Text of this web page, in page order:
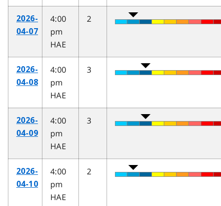
2026-
04-07
4:00
pm
HAE
2
2026-
04-08
4:00
pm
HAE
3
2026-
04-09
4:00
pm
HAE
3
2026-
04-10
4:00
pm
HAE
2